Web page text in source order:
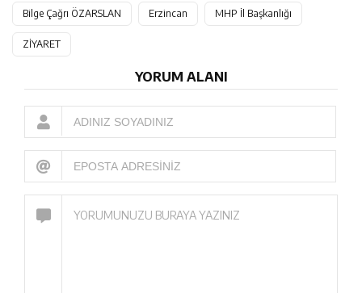
Bilge Çağrı ÖZARSLAN Erzincan MHP İl Başkanlığı
ZİYARET
YORUM ALANI